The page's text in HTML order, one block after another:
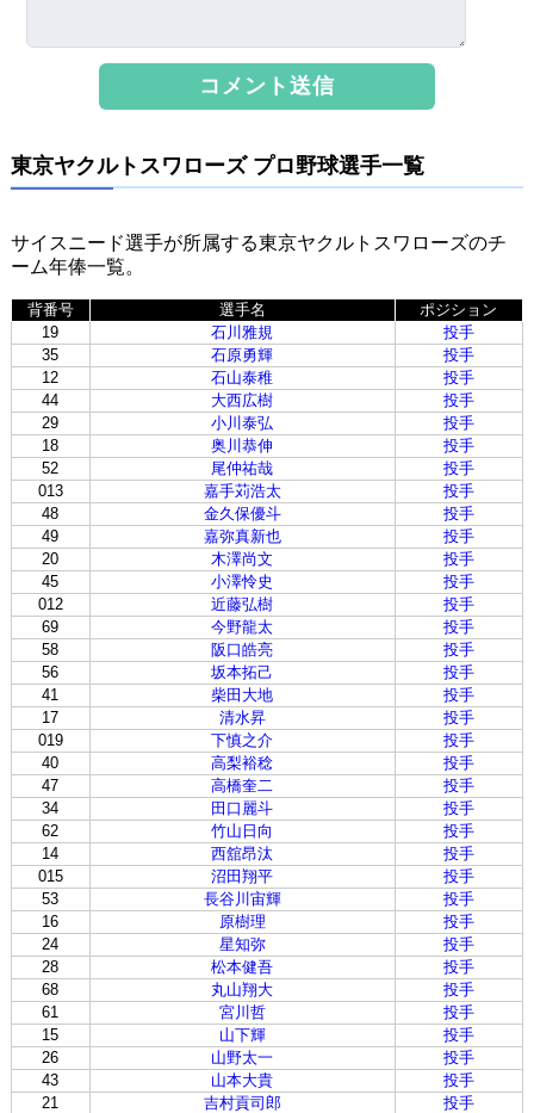
東京ヤクルトスワローズ プロ野球選手一覧
サイスニード選手が所属する東京ヤクルトスワローズのチ
ーム年俸一覧。
背番号 選手名
ポジション
19
石川雅規
投手
35
石原勇輝
投手
12
石山泰稚
投手
44
大西広樹
投手
29
小川泰弘
投手
18
奥川恭伸
投手
52
尾仲祐哉
投手
013
嘉手苅浩太
投手
48
金久保優斗
投手
49
嘉弥真新也
投手
20
木澤尚文
投手
45
小澤怜史
投手
012
近藤弘樹
投手
69
今野龍太
投手
58
阪口皓亮
投手
56
坂本拓己
投手
41
柴田大地
投手
17
清水昇
投手
019
下慎之介
投手
40
高梨裕稔
投手
47
高橋奎二
投手
34
田口麗斗
投手
62
竹山日向
投手
14
西舘昂汰
投手
015
沼田翔平
投手
53
長谷川宙輝
投手
16
原樹理
投手
24
星知弥
投手
28
松本健吾
投手
68
丸山翔大
投手
61
宮川哲
投手
15
山下輝
投手
26
山野太一
投手
43
山本大貴
投手
21
吉村貢司郎
投手